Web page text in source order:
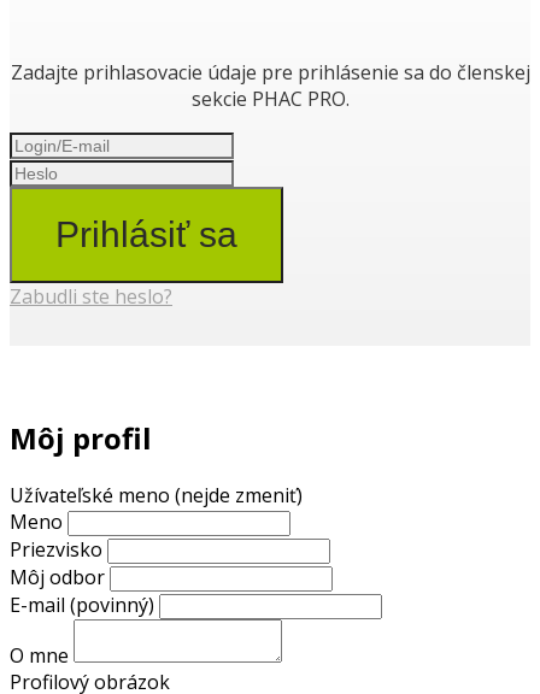
Zadajte prihlasovacie údaje pre prihlásenie sa do členskej
sekcie PHAC PRO.
Prihlásiť sa
Zabudli ste heslo?
Môj profil
Užívateľské meno (nejde zmeniť)
Meno
Priezvisko
Môj odbor
E-mail (povinný)
O mne
Profilový obrázok